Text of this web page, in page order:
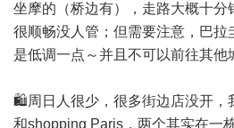
坐摩的（桥边有），走路大概十分
很顺畅没人管；但需要注意，巴拉
是低调一点～并且不可以前往其他
🛍️周日人很少，很多街边店没开，
和shopping Paris，两个其实在一